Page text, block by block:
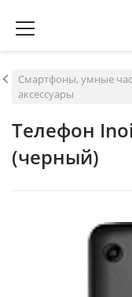
Смартфоны, умные
аксессуары
Телефон
(черный)